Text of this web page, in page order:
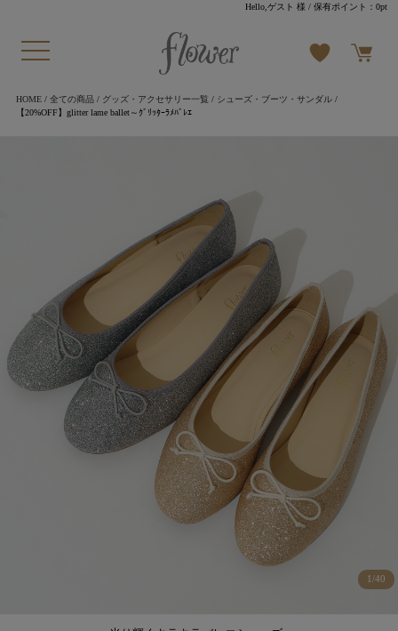
Hello,ゲスト 様 / 保有ポイント：0pt
HOME/ 全ての商品/ グッズ・アクセサリー一覧 / シューズ・ブーツ・サンダル/
【20%OFF】glitter lame ballet～ｸﾞﾘｯﾀｰﾗﾒﾊﾞﾚｴ
1 /40